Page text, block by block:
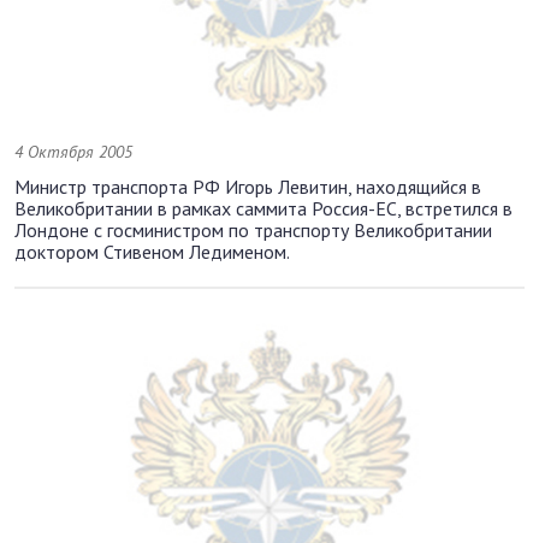
4 Октября 2005
Министр транспорта РФ Игорь Левитин, находящийся в
Великобритании в рамках саммита Россия-ЕС, встретился в
Лондоне с госминистром по транспорту Великобритании
доктором Стивеном Ледименом.